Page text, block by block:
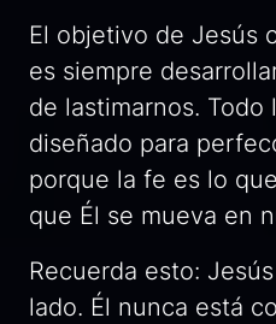
El objetivo de Jesús
es siempre
de lastimarnos.
diseñado para
porque la fe es lo
que Él se mueva en
Recuerda esto:
lado. Él nunca está